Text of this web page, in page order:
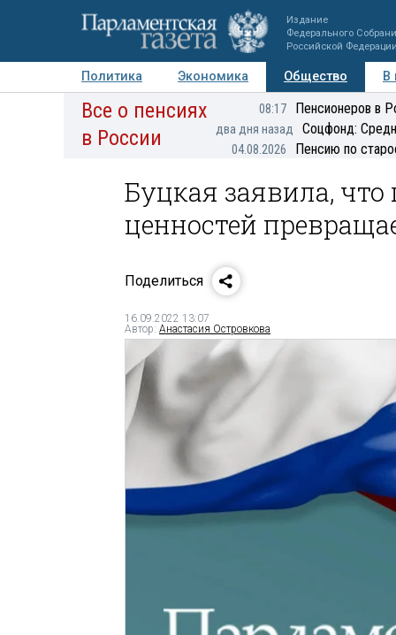
Издание
Федерального
Российской Федерации
Политика Экономика Общество В
Авторы Персоны Мнения Регионы
Все о пенсиях
в России
08:17 Пенсионеров в
два дня назад Соцфонд:
04.08.2026 Пенсию по
Буцкая заявила,
ценностей
Поделиться
16.09.2022 13:07
Автор: Анастасия Островкова